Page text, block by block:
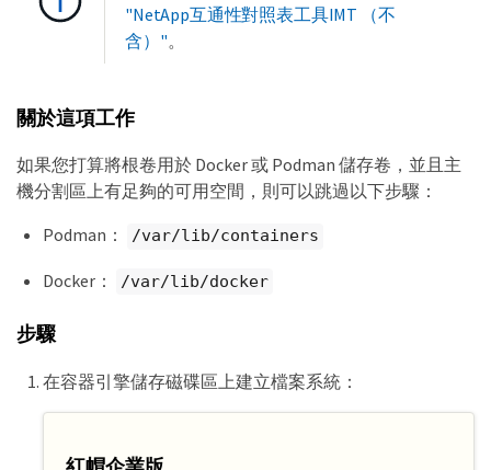
"NetApp互通性對照表工具IMT （不
含）"。
關於這項工作
如果您打算將根卷用於 Docker 或 Podman 儲存卷，並且主
機分割區上有足夠的可用空間，則可以跳過以下步驟：
Podman：
/var/lib/containers
Docker： /var/lib/docker
步驟
在容器引擎儲存磁碟區上建立檔案系統：